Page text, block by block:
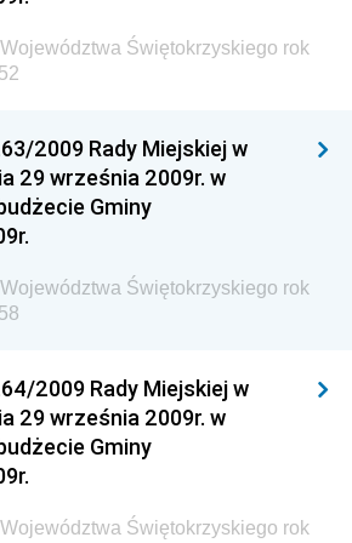
Głównego Inspektoratu Ochrony
Generalnej Dyrekcji Ochrony
Ministerstwa Administracji,
i Ochrony Środowiska
Ministerstwa Administracji i
Unii Europejskiej, L
Ministerstwa Przemysłu
Ministerstwa Rolnictwa i
Ministra Rodziny, Pracy i Polityki
Świętokrzyskiego rok
2009 Rady Miejskiej w
29 września 2009r. w
Gminy
Świętokrzyskiego rok
2009 Rady Miejskiej w
29 września 2009r. w
Gminy
Świętokrzyskiego rok